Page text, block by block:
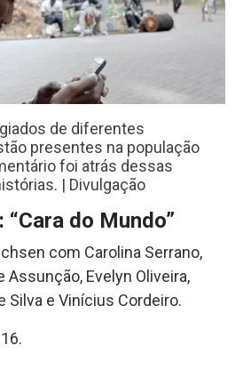
de diferentes
presentes na população
foi atrás dessas
| Divulgação
do Mundo”
com Carolina Serrano,
Assunção, Evelyn Oliveira,
Silva e Vinícius Cordeiro.